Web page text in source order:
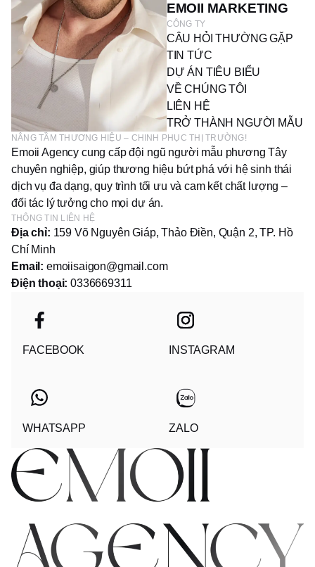
EMOII MARKETING
CÔNG TY
CÂU HỎI THƯỜNG GẶP
TIN TỨC
DỰ ÁN TIÊU BIỂU
VỀ CHÚNG TÔI
LIÊN HỆ
TRỞ THÀNH NGƯỜI MẪU
NÂNG TẦM THƯƠNG HIỆU – CHINH PHỤC THỊ TRƯỜNG!
Emoii Agency cung cấp đội ngũ người mẫu phương Tây
chuyên nghiệp, giúp thương hiệu bứt phá với hệ sinh thái
dịch vụ đa dạng, quy trình tối ưu và cam kết chất lượng –
đối tác lý tưởng cho mọi dự án.
THÔNG TIN LIÊN HỆ
Địa chỉ: 159 Võ Nguyên Giáp, Thảo Điền, Quận 2, TP. Hồ
Chí Minh
Email: emoiisaigon@gmail.com
Điện thoại: 0336669311
FACEBOOK INSTAGRAM
WHATSAPP ZALO